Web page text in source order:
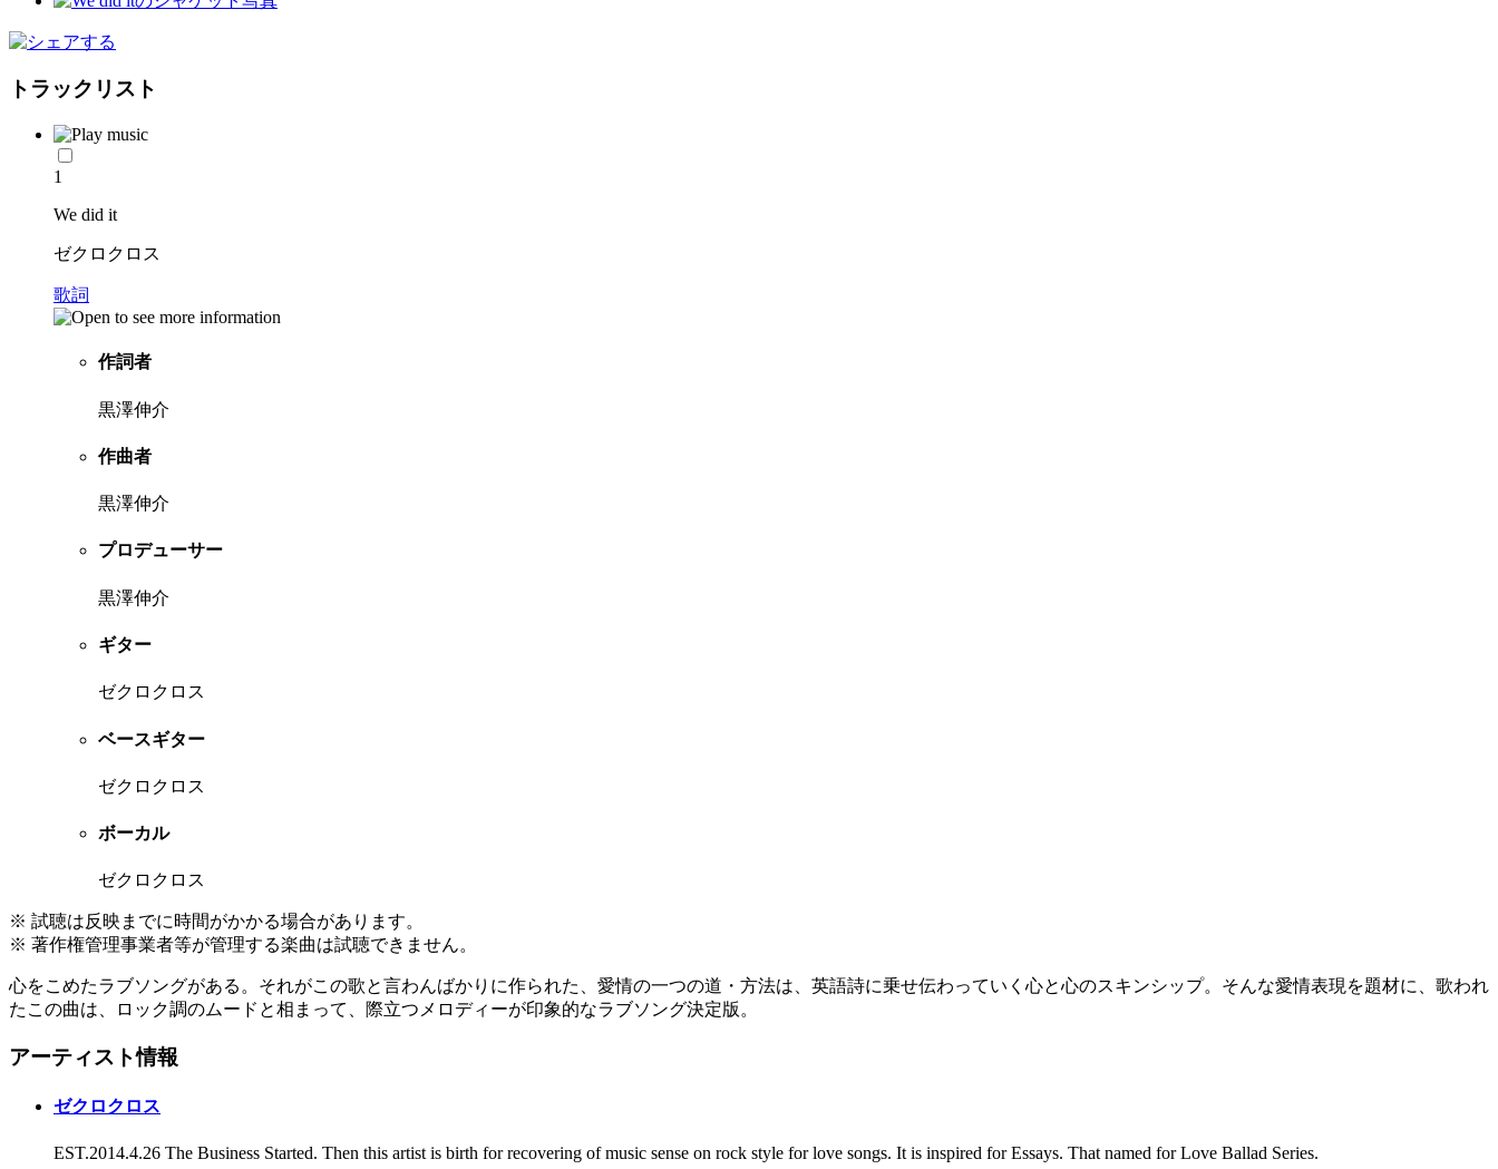
トラックリスト
1
We did it
ゼクロクロス
歌詞
作詞者
黒澤伸介
作曲者
黒澤伸介
プロデューサー
黒澤伸介
ギター
ゼクロクロス
ベースギター
ゼクロクロス
ボーカル
ゼクロクロス
※ 試聴は反映までに時間がかかる場合があります。
※ 著作権管理事業者等が管理する楽曲は試聴できません。
心をこめたラブソングがある。それがこの歌と言わんばかりに作られた、愛情の一つの道・方法は、英語詩に乗せ伝わっていく心と心のスキンシップ。そんな愛情表現を題材に、歌われ
たこの曲は、ロック調のムードと相まって、際立つメロディーが印象的なラブソング決定版。
アーティスト情報
ゼクロクロス
EST.2014.4.26 The Business Started. Then this artist is birth for recovering of music sense on rock style for love songs. It is inspired for Essays. That named for Love Ballad Series.